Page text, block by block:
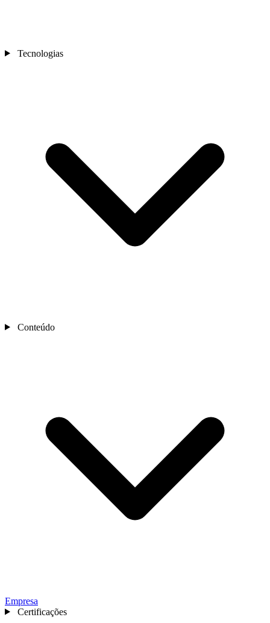
Tecnologias
Conteúdo
Empresa
Certificações